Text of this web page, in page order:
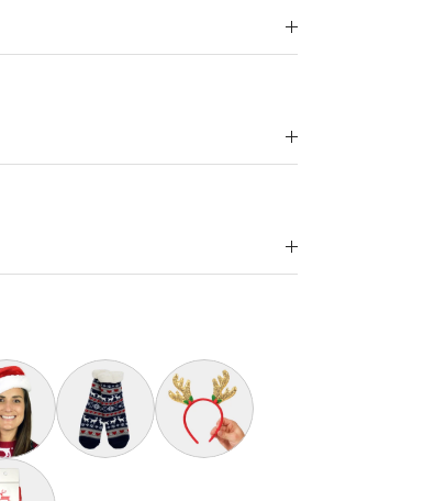
Suéter Navideño con Luces LED
Luces LED Oso Polar
Navideño Santa Claus Suave y Gordito para Adultos